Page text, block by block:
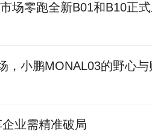
场零跑全新B01和B10正
，小鹏MONAL03的野心与
业需精准破局